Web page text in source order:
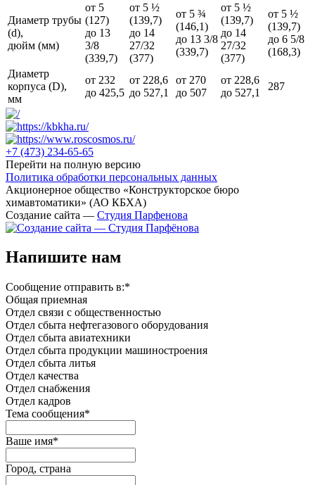
Диаметр трубы
(d),
дюйм (мм)
от 5
(127)
до 13
3/8
(339,7)
от 5 ½
(139,7)
до 14
27/32
(377)
от 5 ¾
(146,1)
до 13 3/8
(339,7)
от 5 ½
(139,7)
до 14
27/32
(377)
от 5 ½
(139,7)
до 6 5/8
(168,3)
Диаметр
корпуса (D),
мм
от 232
до 425,5
от 228,6
до 527,1
от 270
до 507
от 228,6
до 527,1
287
+7 (473) 234-65-65
Перейти на полную версию
Политика обработки персональных данных
Акционерное общество «Конструкторское бюро
химавтоматики» (АО КБХА)
Создание сайта — Студия Парфенова
Напишите нам
Сообщение отправить в:*
Общая приемная
Отдел связи с общественностью
Oтдел сбыта нефтегазового оборудования
Отдел сбыта авиатехники
Отдел сбыта продукции машиностроения
Отдел сбыта литья
Отдел качества
Oтдел снабжения
Отдел кадров
Тема сообщения*
Ваше имя*
Город, страна